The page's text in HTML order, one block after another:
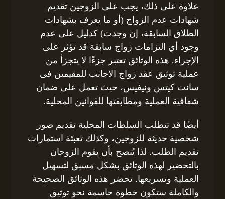
علاوة على ذلك، يجب على الزوجين تقديم
شهادات عدم الزواج (أو ما يعرف بشهادات
الطلاق السابقة، إن وجدت) كدليل على عدم
وجود أي التزامات زواج سابقة قد تؤثر على
الإجراء. هذه الوثائق تعتبر جزءًا لا يتجزأ من
عملية توثيق عقد زواج الاجانب للمقيمين فى
سانت كيتس ونيفيس، حيث تعمل على ضمان
شفافية العملية ومطابقتها للقوانين المحلية.
أيضًا قد تتطلب السلطات المحلية تقديم صور
شخصية حديثة للزوجين، وكذلك تعبئة استمارات
تقديم الطلب. لذا يُنصح بأن يقوم الزوجان
بالتحضير لهذه الوثائق بشكل مسبق لتسهيل
العملية وتسريعها. تحضر هذه الوثائق الصحيحة
والكاملة ستكون خطوة حاسمة نحو توثيق